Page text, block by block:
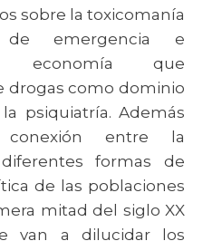
sobre la toxicomanía
emergencia e
economía que
drogas como dominio
psiquiatría. Además
conexión entre la
formas de
de las poblaciones
mitad del siglo XX
van a dilucidar los